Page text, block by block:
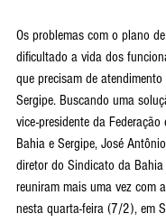
Os problemas com o plano
dificultado a vida dos
que precisam de
Sergipe. Buscando uma
vice-presidente da
Bahia e Sergipe, José
diretor do Sindicato da
reuniram mais uma vez com
nesta quarta-feira (7/2), em